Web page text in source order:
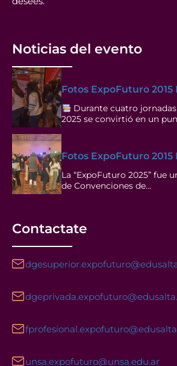
Noticias del evento
Fotos ExpoFuturo 2015
Durante cuatro
2025 se convirtió en un
Fotos ExpoFuturo 2015
La “ExpoFuturo 2025” fue
de Convenciones de…
Contactate
unsa.expofuturo@unsa.edu.ar